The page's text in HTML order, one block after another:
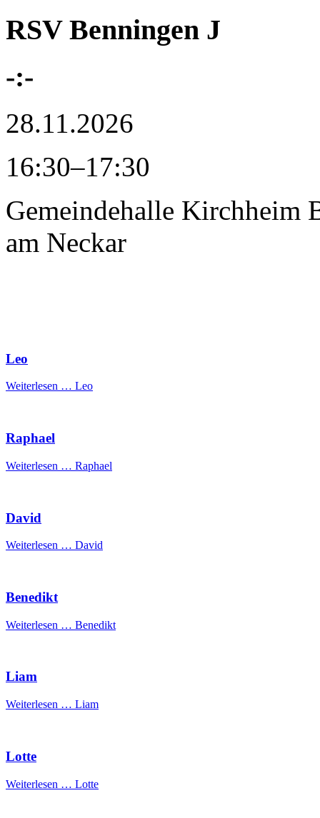
RSV Benningen J
-:-
28.11.2026
16:30–17:30
Gemeindehalle Kirchheim
am Neckar
Leo
Weiterlesen … Leo
Raphael
Weiterlesen … Raphael
David
Weiterlesen … David
Benedikt
Weiterlesen … Benedikt
Liam
Weiterlesen … Liam
Lotte
Weiterlesen … Lotte